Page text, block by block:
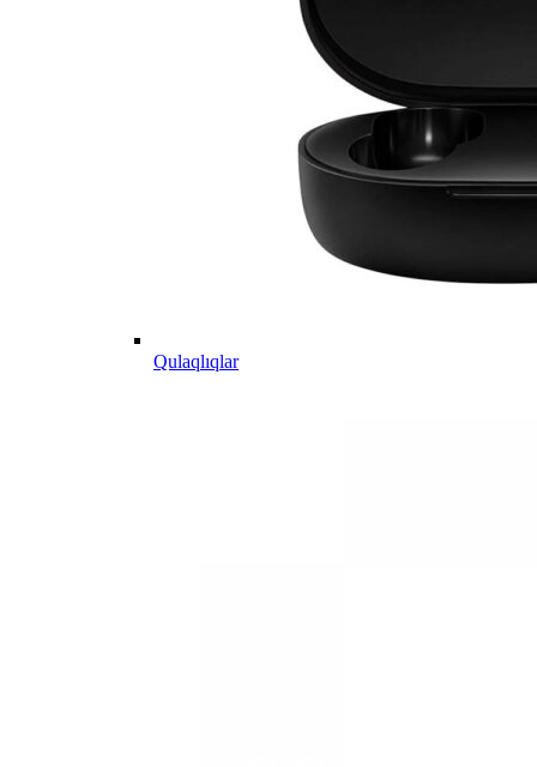
Qulaqlıqlar